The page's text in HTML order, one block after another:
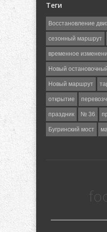
Теги
Восстановление
сезонный маршрут
временное
Новый
Новый маршрут
открытие
праздник № 36
Бугринский мост